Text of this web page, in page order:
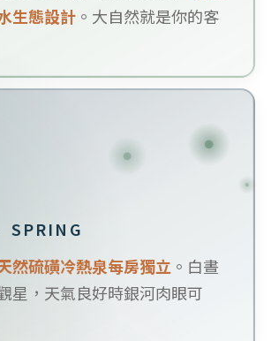
生態設計 。大自然就是你的客
SPRING
然硫磺冷熱泉每房獨立 。白晝
星，天氣良好時銀河肉眼可